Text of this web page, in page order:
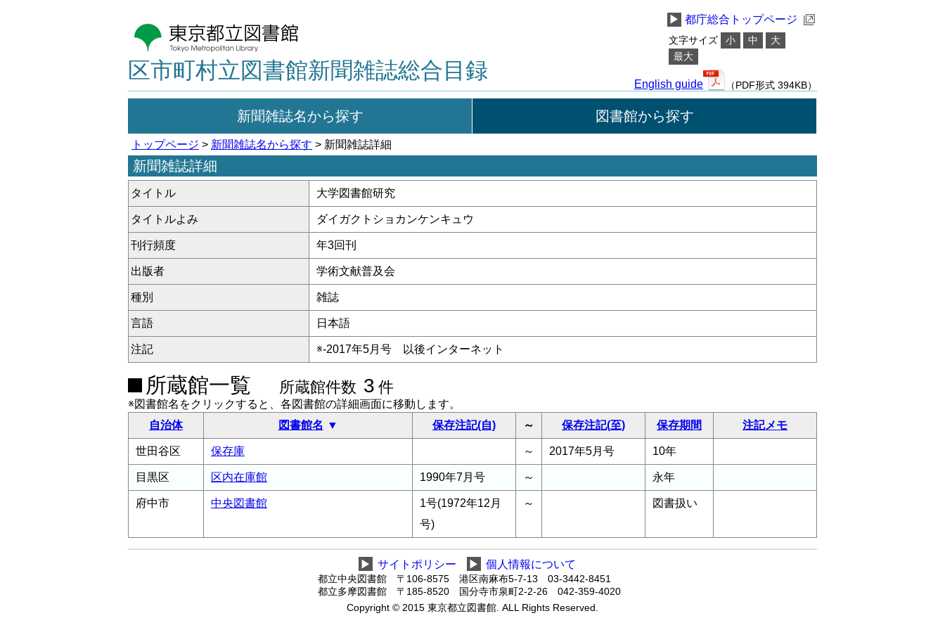
区市町村立図書館新聞雑誌総合目録
▶ 都庁総合トップページ
文字サイズ 小 中
大
最大
English guide （PDF形式 394KB）
新聞雑誌名から探す 図書館から探す
トップページ > 新聞雑誌名から探す > 新聞雑誌詳細
新聞雑誌詳細
タイトル 大学図書館研究
タイトルよみ ダイガクトショカンケンキュウ
刊行頻度 年3回刊
出版者 学術文献普及会
種別 雑誌
言語 日本語
注記 ※-2017年5月号 以後インターネット
所蔵館一覧 所蔵館件数 3 件
※図書館名をクリックすると、各図書館の詳細画面に移動します。
自治体
図書館名 保存注記(自) ～ 保存注記(至) 保存期間 注記メモ
世田谷区 保存庫 ～ 2017年5月号 10年
目黒区 区内在庫館 1990年7月号 ～ 永年
府中市 中央図書館
1号(1972年12月
号)
～ 図書扱い
▶ サイトポリシー ▶ 個人情報について
都立中央図書館 〒106-8575 港区南麻布5-7-13 03-3442-8451
都立多摩図書館 〒185-8520 国分寺市泉町2-2-26 042-359-4020
Copyright © 2015 東京都立図書館. ALL Rights Reserved.